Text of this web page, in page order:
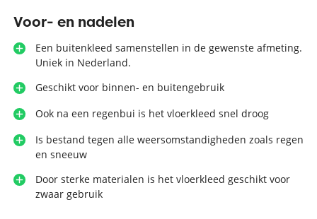
Voor- en nadelen
Een buitenkleed samenstellen in de gewenste afmeting.
Uniek in Nederland.
Geschikt voor binnen- en buitengebruik
Ook na een regenbui is het vloerkleed snel droog
Is bestand tegen alle weersomstandigheden zoals regen
en sneeuw
Door sterke materialen is het vloerkleed geschikt voor
zwaar gebruik